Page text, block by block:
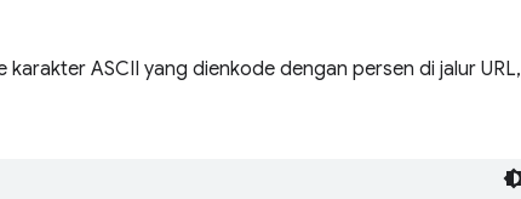
ASCII yang dienkode dengan persen di jalur URL,